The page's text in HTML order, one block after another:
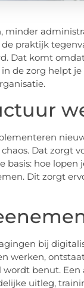
minder
praktijk
Dat komt
de zorg helpt
Dat zorgt
basis: hoe lopen
Dit zorgt
bij
werken,
benut.
uitleg,